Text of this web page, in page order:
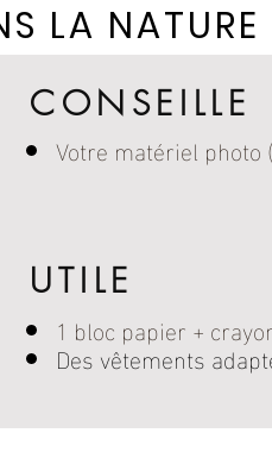
LA
CONSEILLE
Votre matériel
UTILE
1 bloc papier +
Des vêtements